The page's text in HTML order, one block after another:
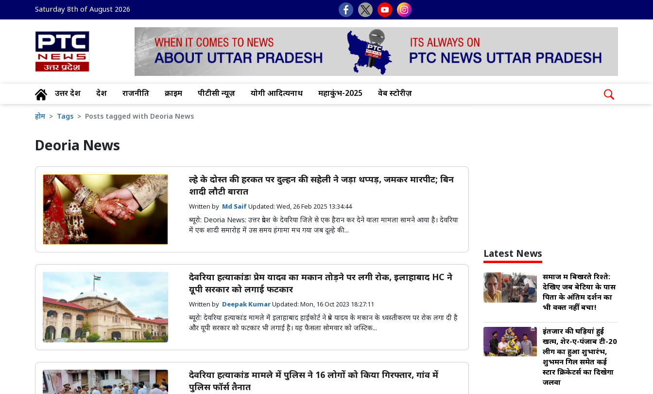
Saturday 8th of August 2026
उत्तर प्रदेश देश राजनीति क्राइम पीटीसी न्यूज़ योगी आदित्यनाथ महाकुंभ-2025 वेब स्टोरीज़
होम Tags Posts tagged with Deoria News
Deoria News
दूल्हे के दोस्त की हरकत पर दुल्हन की सहेली ने जड़ा थप्पड़, जमकर मारपीट; बिन
शादी लौटी बारात
Written by Md SaifUpdated: Wed, 26 Feb 2025 13:34:44
ब्यूरो: Deoria News: उत्तर प्रदेश के देवरिया जिले से एक हैरान कर देने वाला मामला सामने आया है। देवरिया
में एक शादी समारोह में उस समय हंगामा मच गया जब दूल्हे की...
देवरिया हत्याकांडः प्रेम यादव का मकान तोड़ने पर लगी रोक, इलाहाबाद HC ने
यूपी सरकार को लगाई फटकार
Written by Deepak KumarUpdated: Mon, 16 Oct 2023 18:27:11
ब्यूरोः देवरिया हत्याकांड मामले में इलाहाबाद हाईकोर्ट ने प्रेम यादव के मकान के ध्वस्तीकरण पर रोक लगा दी है
और यूपी सरकार को फटकार भी लगाई है। यह फैसला सोमवार को जस्टिक...
देवरिया हत्याकांड मामले में पुलिस ने 16 लोगों को किया गिरफ्तार, गांव में
पुलिस फॉर्स तैनात
Latest News
समाज में बिखरते रिश्ते:
देखिए जब बेटियों के पास
पिता के अंतिम दर्शन का
भी वक्त नहीं बचा!
इंतजार की घड़ियां हुई
खत्म, शेर-ए-पंजाब टी-20
लीग का हुआ शुभारंभ,
शुभमन गिल समेत कई
स्टार क्रिकेटर्स का दिखेगा
जलवा